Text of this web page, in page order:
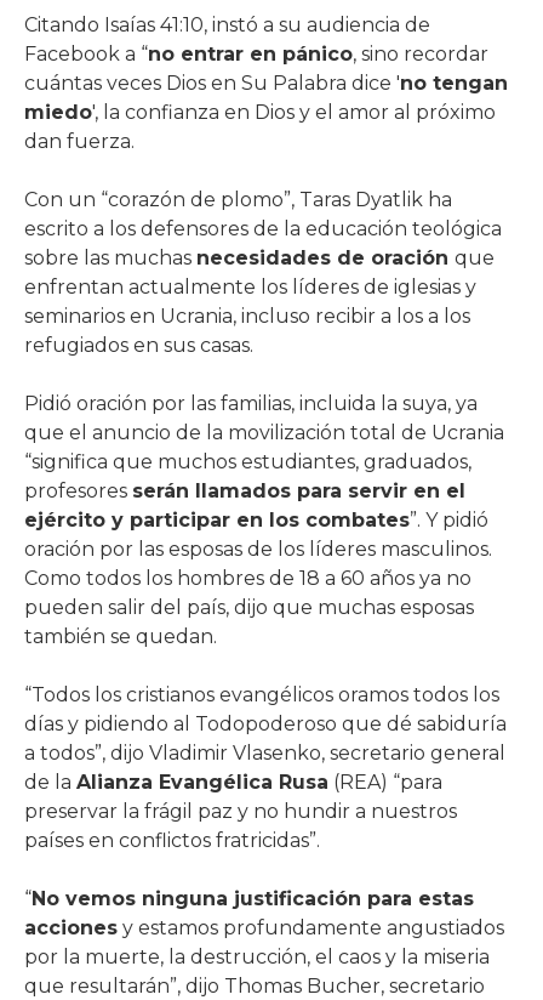
Citando Isaías 41:10, instó a su audiencia de
Facebook a “no entrar en pánico, sino recordar
cuántas veces Dios en Su Palabra dice 'no tengan
miedo', la confianza en Dios y el amor al próximo
dan fuerza.
Con un “corazón de plomo”, Taras Dyatlik ha
escrito a los defensores de la educación teológica
sobre las muchas necesidades de oración que
enfrentan actualmente los líderes de iglesias y
seminarios en Ucrania, incluso recibir a los a los
refugiados en sus casas.
Pidió oración por las familias, incluida la suya, ya
que el anuncio de la movilización total de Ucrania
“significa que muchos estudiantes, graduados,
profesores serán llamados para servir en el
ejército y participar en los combates”. Y pidió
oración por las esposas de los líderes masculinos.
Como todos los hombres de 18 a 60 años ya no
pueden salir del país, dijo que muchas esposas
también se quedan.
“Todos los cristianos evangélicos oramos todos los
días y pidiendo al Todopoderoso que dé sabiduría
a todos”, dijo Vladimir Vlasenko, secretario general
de la Alianza Evangélica Rusa (REA) “para
preservar la frágil paz y no hundir a nuestros
países en conflictos fratricidas”.
“No vemos ninguna justificación para estas
acciones y estamos profundamente angustiados
por la muerte, la destrucción, el caos y la miseria
que resultarán”, dijo Thomas Bucher, secretario